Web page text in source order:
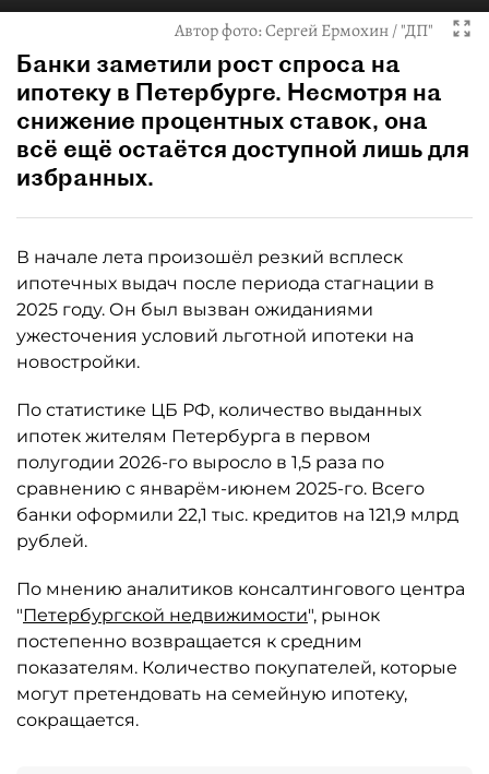
Автор фото:Сергей Ермохин / "ДП"
Банки заметили рост спроса на
ипотеку в Петербурге. Несмотря на
снижение процентных ставок, она
всё ещё остаётся доступной лишь для
избранных.
В начале лета произошёл резкий всплеск
ипотечных выдач после периода стагнации в
2025 году. Он был вызван ожиданиями
ужесточения условий льготной ипотеки на
новостройки.
По статистике ЦБ РФ, количество выданных
ипотек жителям Петербурга в первом
полугодии 2026-го выросло в 1,5 раза по
сравнению с январём-июнем 2025-го. Всего
банки оформили 22,1 тыс. кредитов на 121,9 млрд
рублей.
По мнению аналитиков консалтингового центра
"Петербургской недвижимости", рынок
постепенно возвращается к средним
показателям. Количество покупателей, которые
могут претендовать на семейную ипотеку,
сокращается.